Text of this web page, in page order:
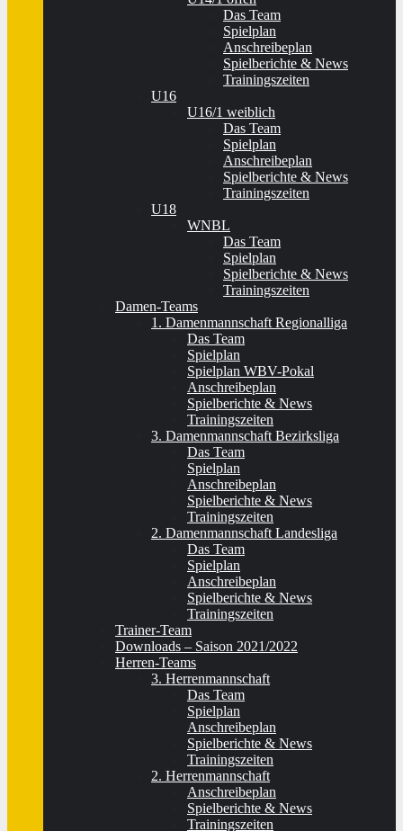
Das Team
Spielplan
Anschreibeplan
Spielberichte & News
Trainingszeiten
U16
U16/1 weiblich
Das Team
Spielplan
Anschreibeplan
Spielberichte & News
Trainingszeiten
U18
WNBL
Das Team
Spielplan
Spielberichte & News
Trainingszeiten
Damen-Teams
1. Damenmannschaft Regionalliga
Das Team
Spielplan
Spielplan WBV-Pokal
Anschreibeplan
Spielberichte & News
Trainingszeiten
3. Damenmannschaft Bezirksliga
Das Team
Spielplan
Anschreibeplan
Spielberichte & News
Trainingszeiten
2. Damenmannschaft Landesliga
Das Team
Spielplan
Anschreibeplan
Spielberichte & News
Trainingszeiten
Trainer-Team
Downloads – Saison 2021/2022
Herren-Teams
3. Herrenmannschaft
Das Team
Spielplan
Anschreibeplan
Spielberichte & News
Trainingszeiten
2. Herrenmannschaft
Anschreibeplan
Spielberichte & News
Trainingszeiten